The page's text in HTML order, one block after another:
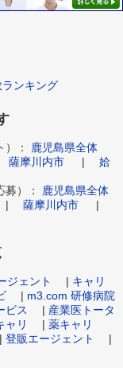
ランキング
）：
鹿児島県全体
薩摩川内市 | 姶
募）：
鹿児島県全体
薩摩川内市 |
ジェント | キャリ
| m3.com 研修病院
ビス | 産業医トータ
ャリ | 薬キャリ
登販エージェント
|